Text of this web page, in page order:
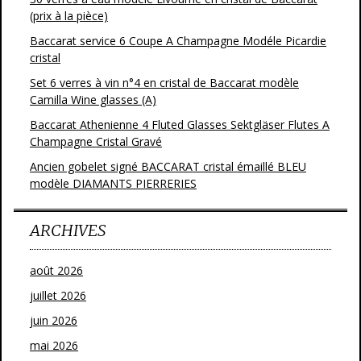
(prix à la pièce)
Baccarat service 6 Coupe A Champagne Modéle Picardie
cristal
Set 6 verres à vin n°4 en cristal de Baccarat modèle
Camilla Wine glasses (A)
Baccarat Athenienne 4 Fluted Glasses Sektgläser Flutes A
Champagne Cristal Gravé
Ancien gobelet signé BACCARAT cristal émaillé BLEU
modèle DIAMANTS PIERRERIES
ARCHIVES
août 2026
juillet 2026
juin 2026
mai 2026